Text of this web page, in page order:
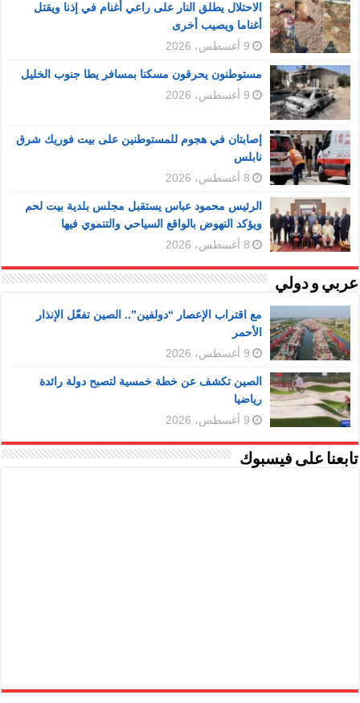
الاحتلال يطلق النار على راعي أغنام في إذنا ويقتل
أغناما ويصيب أخرى
9 أغسطس، 2026
مستوطنون يحرقون مسكنا بمسافر يطا جنوب الخليل
9 أغسطس، 2026
إصابتان في هجوم للمستوطنين على بيت فوريك شرق
نابلس
8 أغسطس، 2026
الرئيس محمود عباس يستقبل مجلس بلدية بيت لحم
ويؤكد النهوض بالواقع السياحي والتنموي فيها
8 أغسطس، 2026
عربي و دولي
مع اقتراب الإعصار “دولفين”.. الصين تفعّل الإنذار
الأحمر
9 أغسطس، 2026
الصين تكشف عن خطة خمسية لتصبح دولة رائدة
رياضيا
9 أغسطس، 2026
تابعنا على فيسبوك